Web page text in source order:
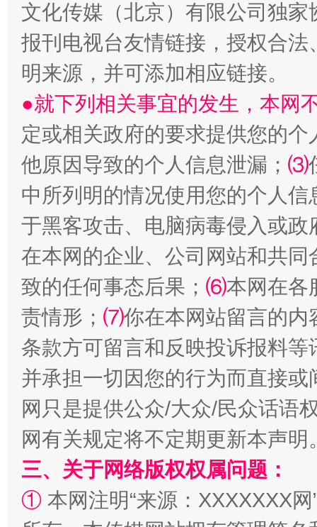
全民健身五年计划来了！等你上场
阿坝州三大球赛在茂县开幕 规模
文化传媒（北京）有限公司独
报刊电视台友情链接，授权合
明来源，并可添加相应链接。
●就下列相关事宜的发生，本网
定或相关政府的要求提供您的个
他原因导致的个人信息泄漏； ⑶
中所列明的情况使用您的个人
于黑客攻击、电脑病毒侵入或
在本网的企业、公司网站和共
致的任何事态后果； ⑹本网在各
责情形； ⑺你在本网站留言的内
条款方可留言和反映投诉报料
并承担一切因您的行为而直接
网只是提供公众/大众/民众话语
网有关规定将不定期更新本声明
三、关于网络版权权属问题：
① 本网注明“来源：XXXXXXX